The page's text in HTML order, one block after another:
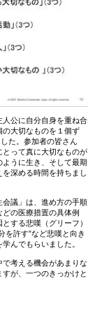
公に自分自身を重ね合
の大切なものを１個ず
た。参加者の皆さん
って真に大切なものが
うに生き、そして最期
深める時間を持ちまし
会議」は、進め方の手順
の医療措置の具体例
する悲嘆（グリーフ）
を許す”など悲嘆と向き
んでもらいました。
考える機会があまりな
が、一つのきっかけと